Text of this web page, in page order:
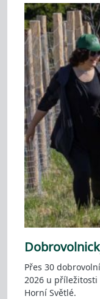
Přes 30
2026 u
Horní Světlé.